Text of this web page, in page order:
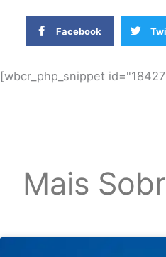
Facebook
[wbcr_php_snippet
Mais